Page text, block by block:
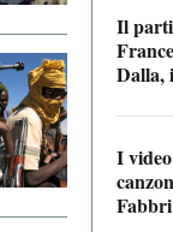
Il
Dalla,
I